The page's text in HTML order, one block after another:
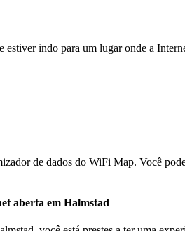
estiver indo para um lugar onde a
de dados do WiFi Map. Você
aberta em Halmstad